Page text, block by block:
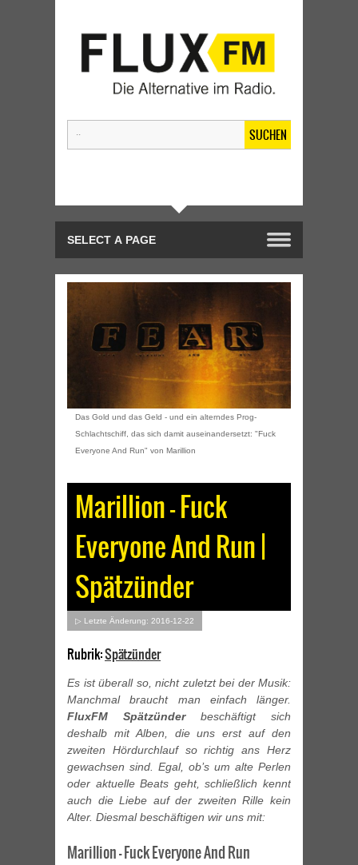
SUCHEN
Das Gold und das Geld - und ein alterndes Prog-
Schlachtschiff, das sich damit auseinandersetzt: "Fuck
Everyone And Run" von Marillion
Marillion – Fuck
Everyone And Run |
Spätzünder
▷ Letzte Änderung: 2016-12-22
Rubrik:Spätzünder
Es ist überall so, nicht zuletzt bei der Musik:
Manchmal braucht man einfach länger.
FluxFM Spätzünderbeschäftigt sich
deshalb mit Alben, die uns erst auf den
zweiten Hördurchlauf so richtig ans Herz
gewachsen sind. Egal, ob’s um alte Perlen
oder aktuelle Beats geht, schließlich kennt
auch die Liebe auf der zweiten Rille kein
Alter. Diesmal beschäftigen wir uns mit:
Marillion – Fuck Everyone And Run